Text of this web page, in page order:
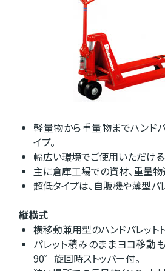
軽量物から重量物までハンド
イプ。
幅広い環境でご使用いただける
主に倉庫工場での資材、重量物
超低タイプは、自販機や薄型パ
縦横式
横移動兼用型のハンドパレットト
パレット積みのままヨコ移動
90゜旋回時ストッパー付。